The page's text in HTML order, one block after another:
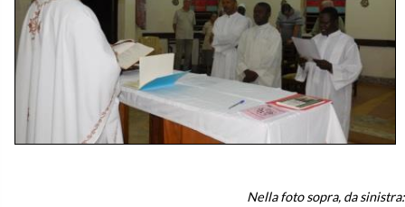
Nella foto sopra, da sinistra: